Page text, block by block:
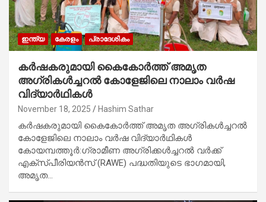
ഇന്ത്യ കേരളം പ്രാദേശികം
കർഷകരുമായി കൈകോർത്ത്‌ അമൃത
അഗ്രികൾച്ചറൽ കോളേജിലെ നാലാം വർഷ
വിദ്യാർഥികൾ
November 18, 2025 Hashim Sathar
കർഷകരുമായി കൈകോർത്ത്‌ അമൃത അഗ്രികൾച്ചറൽ
കോളേജിലെ നാലാം വർഷ വിദ്യാർഥികൾ
കോയമ്പത്തൂർ:ഗ്രാമീണ അഗ്രിക്കൾച്ചറൽ വർക്ക്
എക്‌സ്പീരിയൻസ് (RAWE) പദ്ധതിയുടെ ഭാഗമായി,
അമൃത…